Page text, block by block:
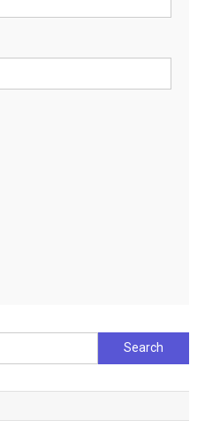
Search
for: